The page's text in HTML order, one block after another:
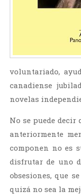
voluntariado,
canadiense
novelas
No se puede
anteriormente
componen no es
disfrutar de uno
obsesiones, que
quizá no sea la